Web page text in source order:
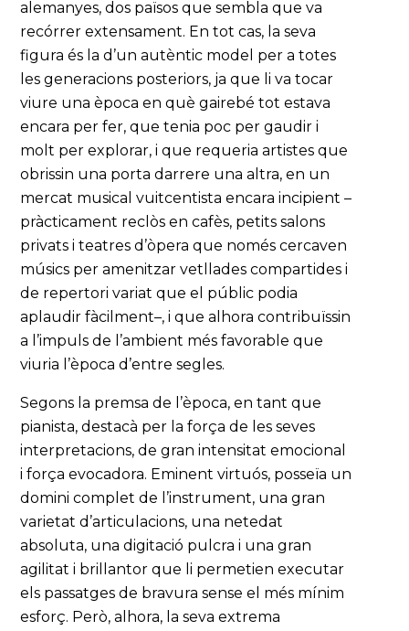
alemanyes, dos països que sembla que va
recórrer extensament. En tot cas, la seva
figura és la d’un autèntic model per a totes
les generacions posteriors, ja que li va tocar
viure una època en què gairebé tot estava
encara per fer, que tenia poc per gaudir i
molt per explorar, i que requeria artistes que
obrissin una porta darrere una altra, en un
mercat musical vuitcentista encara incipient –
pràcticament reclòs en cafès, petits salons
privats i teatres d’òpera que només cercaven
músics per amenitzar vetllades compartides i
de repertori variat que el públic podia
aplaudir fàcilment–, i que alhora contribuïssin
a l’impuls de l’ambient més favorable que
viuria l’època d’entre segles.
Segons la premsa de l’època, en tant que
pianista, destacà per la força de les seves
interpretacions, de gran intensitat emocional
i força evocadora. Eminent virtuós, posseïa un
domini complet de l’instrument, una gran
varietat d’articulacions, una netedat
absoluta, una digitació pulcra i una gran
agilitat i brillantor que li permetien executar
els passatges de bravura sense el més mínim
esforç. Però, alhora, la seva extrema